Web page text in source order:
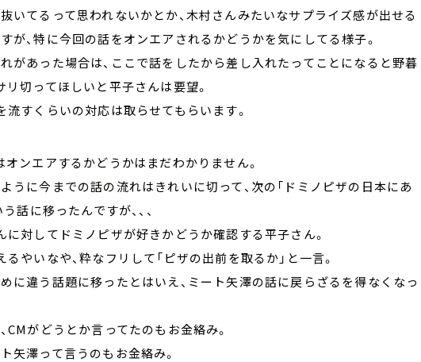
いてるって思われないかとか、木村さんみたいなサプライズ感が出せる
が、特に今回の話をオンエアされるかどうかを気にしてる様子。
があった場合は、ここで話をしたから差し入れたってことになると野暮
切ってほしいと平子さんは要望。
流すくらいの対応は取らせてもらいます。
ンエアするかどうかはまだわかりません。
うに今までの話の流れはきれいに切って、次の「ドミノピザの日本にあ
話に移ったんですが、、、
に対してドミノピザが好きかどうか確認する平子さん。
やいなや、粋なフリして「ピザの出前を取るか」と一言。
に違う話題に移ったとはいえ、ミート矢澤の話に戻らざるを得なくなっ
がどうとか言ってたのもお金絡み。
矢澤って言うのもお金絡み。